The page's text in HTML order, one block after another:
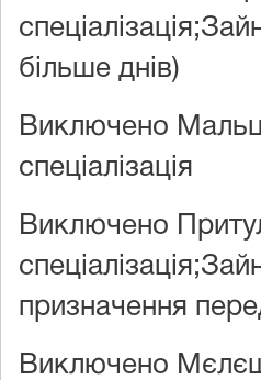
більше днів)
Виключено
спеціалізація
Виключено
призначення
Виключено